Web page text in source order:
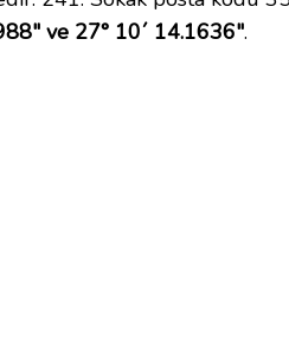
ve 27° 10´ 14.1636".